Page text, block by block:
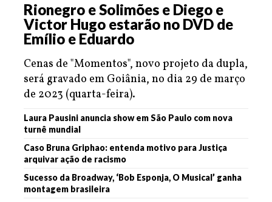
Rionegro e Solimões e Diego e
Victor Hugo estarão no DVD de
Emílio e Eduardo
Cenas de "Momentos", novo projeto da dupla,
será gravado em Goiânia, no dia 29 de março
de 2023 (quarta-feira).
Laura Pausini anuncia show em São Paulo com nova
turnê mundial
Caso Bruna Griphao: entenda motivo para Justiça
arquivar ação de racismo
Sucesso da Broadway, ‘Bob Esponja, O Musical’ ganha
montagem brasileira